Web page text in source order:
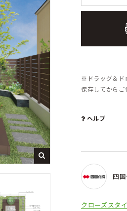
※ドラッグ＆ド
保存してからご
ヘルプ
四
クローズスタ